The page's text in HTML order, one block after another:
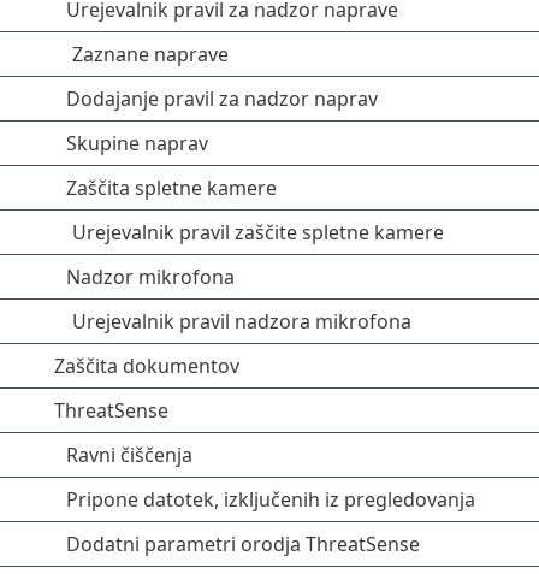
Urejevalnik pravil za nadzor naprave
Zaznane naprave
Dodajanje pravil za nadzor naprav
Skupine naprav
Zaščita spletne kamere
Urejevalnik pravil zaščite spletne kamere
Nadzor mikrofona
Urejevalnik pravil nadzora mikrofona
Zaščita dokumentov
ThreatSense
Ravni čiščenja
Pripone datotek, izključenih iz pregledovanja
Dodatni parametri orodja ThreatSense